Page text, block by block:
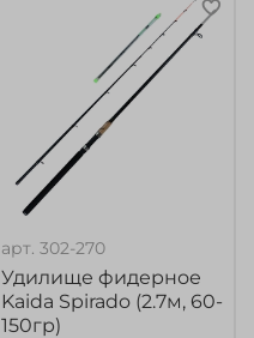
арт.302-270
Удилище фидерное
Kaida Spirado (2.7м, 60-
150гр)